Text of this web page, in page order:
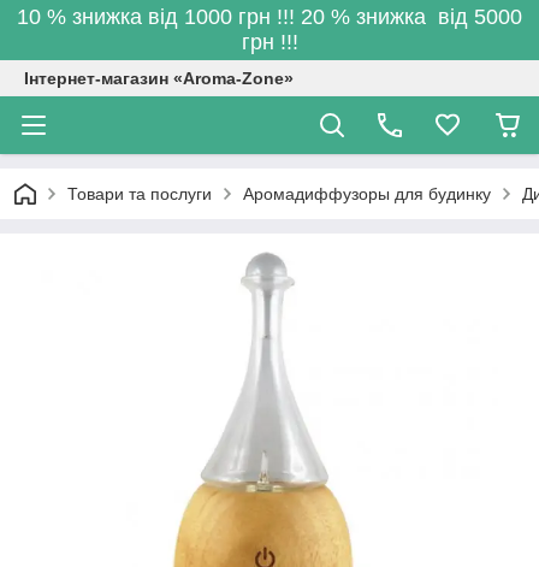
10 % знижка від 1000 грн !!! 20 % знижка від 5000
грн !!!
Інтернет-магазин «Aroma-Zone»
Товари та послуги Аромадиффузоры для будинку